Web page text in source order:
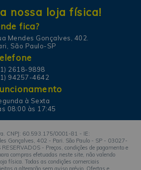
nossa loja física!
fica?
Mendes Gonçalves, 402.
São Paulo-SP
2618-9898
94257-4642
à Sexta
08:00 às 17:45
CNPJ: 60.593.175/0001-81 - IE:
Gonçalves, 402 - Pari. São Paulo - SP - 03027-
- Preços, condições de pagamento e
compras efetuadas neste site, não valendo
física. Todas as condições comerciais
a alteração sem aviso prévio. Ofertas e